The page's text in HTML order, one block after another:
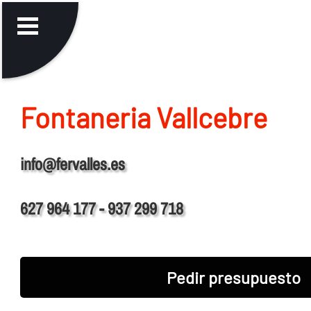
Fontaneria Vallcebre
info@fervalles.es
627 964 177 - 937 299 718
Pedir presupuesto